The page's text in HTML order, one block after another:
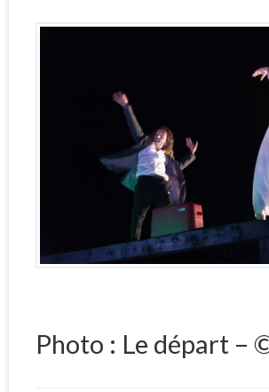
Photo : Le départ –